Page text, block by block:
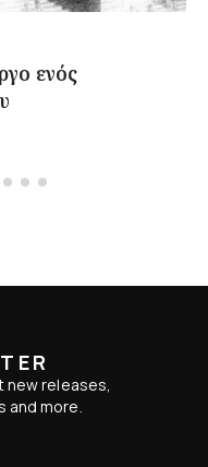
ενός
releases,
more.